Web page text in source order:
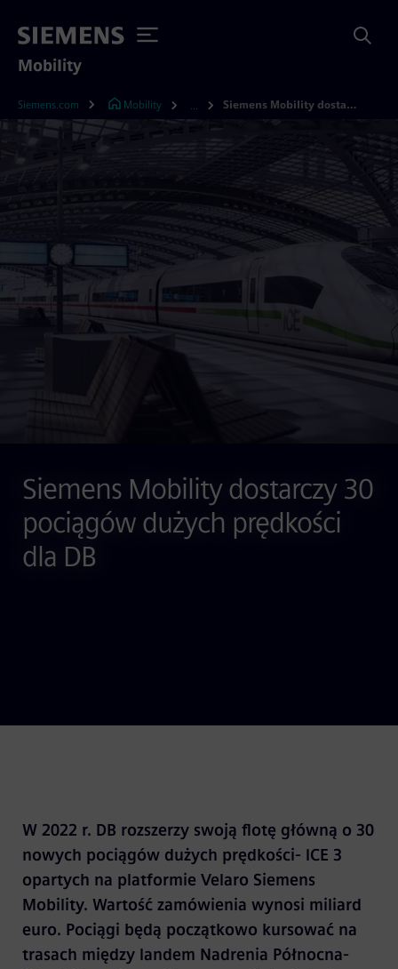
Mobility
Siemens.com Mobility Siemens Mobility dostarczy 30 pociągów dużych prędkości dla DB
Siemens Mobility dostarczy 30
pociągów dużych prędkości
dla DB
W 2022 r. DB rozszerzy swoją flotę główną o 30
nowych pociągów dużych prędkości- ICE 3
opartych na platformie Velaro Siemens
Mobility. Wartość zamówienia wynosi miliard
euro. Pociągi będą początkowo kursować na
trasach między landem Nadrenia Północna-